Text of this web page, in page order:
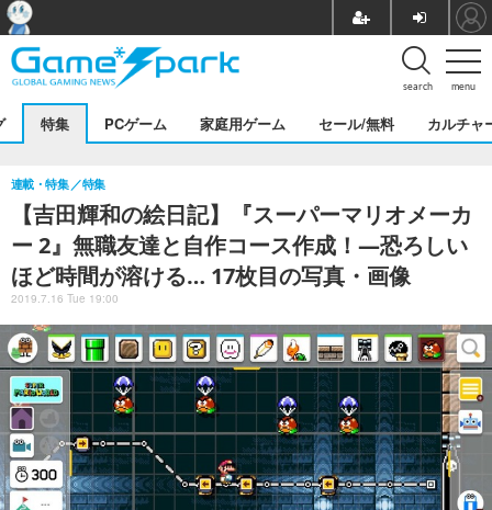
menu
search
特集 PCゲーム 家庭用ゲーム セール/無料 カルチャ
【吉田輝和の絵日記】『スーパーマリオメーカ
ー 2』無職友達と自作コース作成！―恐ろしい
ほど時間が溶ける… 17枚目の写真・画像
連載・特集 特集
2019.7.16 Tue 19:00